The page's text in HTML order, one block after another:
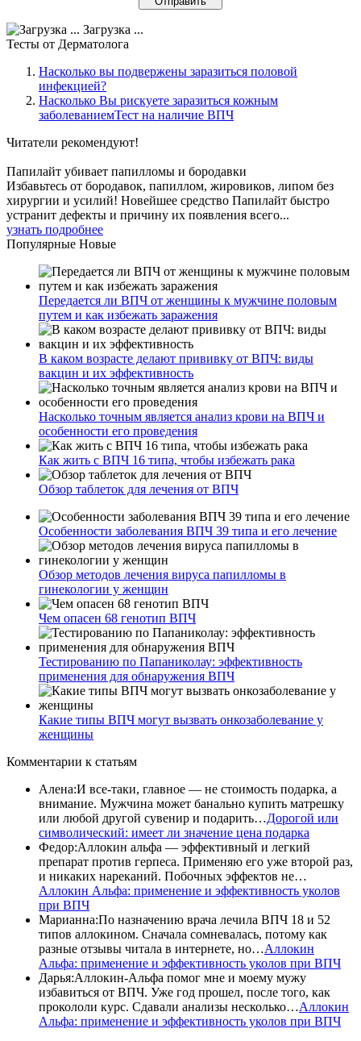
Загрузка ...
Тесты от Дерматолога
Насколько вы подвержены заразиться половой
инфекцией?
Насколько Вы рискуете заразиться кожным
заболеваниемТест на наличие ВПЧ
Читатели рекомендуют!
Папилайт убивает папилломы и бородавки
Избавьтесь от бородавок, папиллом, жировиков, липом без
хирургии и усилий! Новейшее средство Папилайт быстро
устранит дефекты и причину их появления всего...
узнать подробнее
Популярные Новые
Передается ли ВПЧ от женщины к мужчине половым
путем и как избежать заражения
В каком возрасте делают прививку от ВПЧ: виды
вакцин и их эффективность
Насколько точным является анализ крови на ВПЧ и
особенности его проведения
Как жить с ВПЧ 16 типа, чтобы избежать рака
Обзор таблеток для лечения от ВПЧ
Особенности заболевания ВПЧ 39 типа и его лечение
Обзор методов лечения вируса папилломы в
гинекологии у женщин
Чем опасен 68 генотип ВПЧ
Тестированию по Папаниколау: эффективность
применения для обнаружения ВПЧ
Какие типы ВПЧ могут вызвать онкозаболевание у
женщины
Комментарии к статьям
Алена:И все-таки, главное — не стоимость подарка, а
внимание. Мужчина может банально купить матрешку
или любой другой сувенир и подарить…Дорогой или
символический: имеет ли значение цена подарка
Федор:Аллокин альфа — эффективный и легкий
препарат против герпеса. Применяю его уже второй раз,
и никаких нареканий. Побочных эффектов не…
Аллокин Альфа: применение и эффективность уколов
при ВПЧ
Марианна:По назначению врача лечила ВПЧ 18 и 52
типов аллокином. Сначала сомневалась, потому как
разные отзывы читала в интернете, но…Аллокин
Альфа: применение и эффективность уколов при ВПЧ
Дарья:Аллокин-Альфа помог мне и моему мужу
избавиться от ВПЧ. Уже год прошел, после того, как
прокололи курс. Сдавали анализы несколько…Аллокин
Альфа: применение и эффективность уколов при ВПЧ